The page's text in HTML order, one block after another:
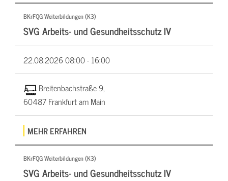
BKrFQG Weiterbildungen (K3)
SVG Arbeits- und Gesundheitsschutz IV
22.08.202608:00 - 16:00
Breitenbachstraße 9,
60487 Frankfurt am Main
MEHR ERFAHREN
BKrFQG Weiterbildungen (K3)
SVG Arbeits- und Gesundheitsschutz IV